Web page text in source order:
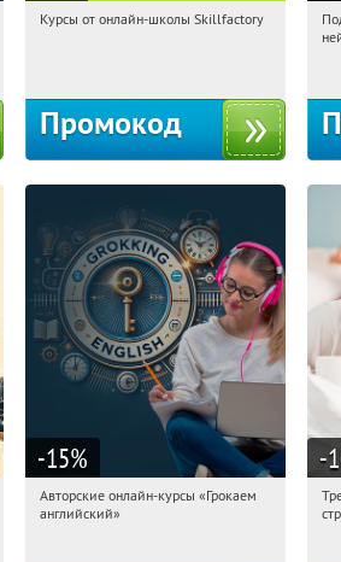
11:54:40
Получи первым!
Курсы от онлайн-школы Skillfactory
Промокод
-15%
11:54:40 Получили:
Авторские онлайн-курсы «Грокаем
английский»
-